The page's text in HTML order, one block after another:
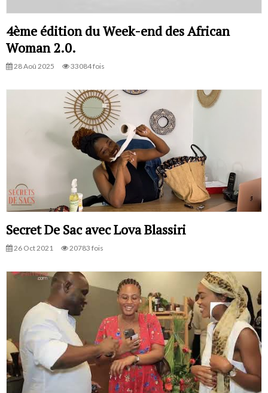
4ème édition du Week-end des African
Woman 2.0.
28 Aoû 2025 33084 fois
Secret De Sac avec Lova Blassiri
26 Oct 2021 20783 fois